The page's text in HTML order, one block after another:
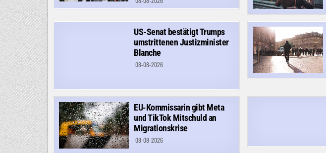
US-Senat bestätigt Trumps
umstrittenen Justizminister
Blanche
08-08-2026
EU-Kommissarin gibt Meta
und TikTok Mitschuld an
Migrationskrise
08-08-2026